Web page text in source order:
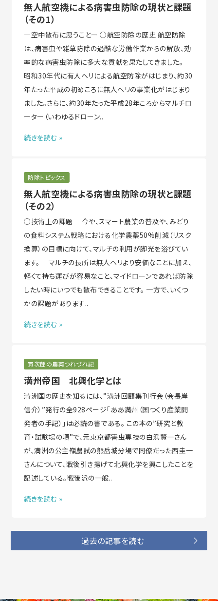
無人航空機による病害虫防除の現状と課題
（その1）
―空中散布に思うことー ○航空防除の歴史 航空防除
は、病害虫や雑草防除の過酷な労働作業からの解放、効
率的な病害虫防除に多大な貢献を果たしてきました。
昭和30年代に有人ヘリによる航空防除がはじまり、約30
年たった平成の初めころに無人ヘリの事業化がはじまり
ました。さらに、約30年たった平成28年ころからマルチロ
ーター（いわゆるドローン..
続きを読む »
防除トピックス
無人航空機による病害虫防除の現状と課題
（その2）
○技術上の課題 今や、スマート農業の普及や、みどり
の食料システム戦略における化学農薬50%削減（リスク
換算）の目標に向けて、マルチの利用が脚光を浴びてい
ます。 マルチの長所は無人ヘリより安価なことに加え、
軽くて持ち運びが容易なこと、マイドローンであれば防除
したい時にいつでも散布できることです。 一方で、いくつ
かの課題があります..
続きを読む »
寅次郎の農薬つれづれ記
満州帝国 北興化学とは
満洲国の歴史を知るには、”満洲回顧集刊行会（会長岸
信介）”発行の全928ページ「ああ満州（国つくり産業開
発者の手記）」は必読の書である。 この本の”研究と教
育・試験場の項”で、元東京都害虫専技の白浜賢一さん
が、満洲の公主嶺農試の熊岳城分場で同僚だった西圭一
さんについて、戦後引き揚げて北興化学を興こしたことを
記述している。戦後派の一般..
続きを読む »
過去の記事を読む